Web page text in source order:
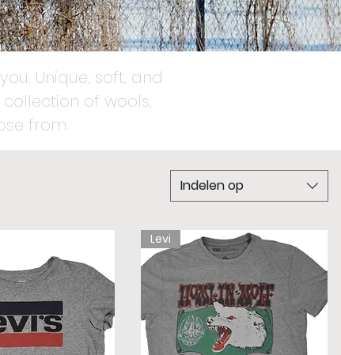
Unique, soft, and
of wools,
from.
Indelen op
Levi